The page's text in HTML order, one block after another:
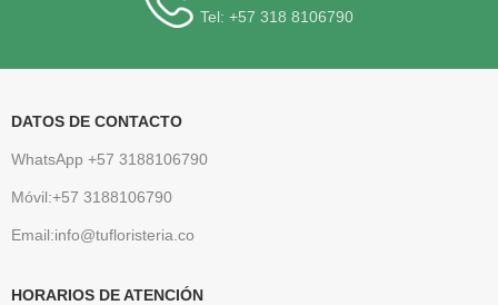
Tel: +57 318 8106790
DATOS DE CONTACTO
WhatsApp +57 3188106790
Móvil:+57 3188106790
Email:info@tufloristeria.co
HORARIOS DE ATENCIÓN